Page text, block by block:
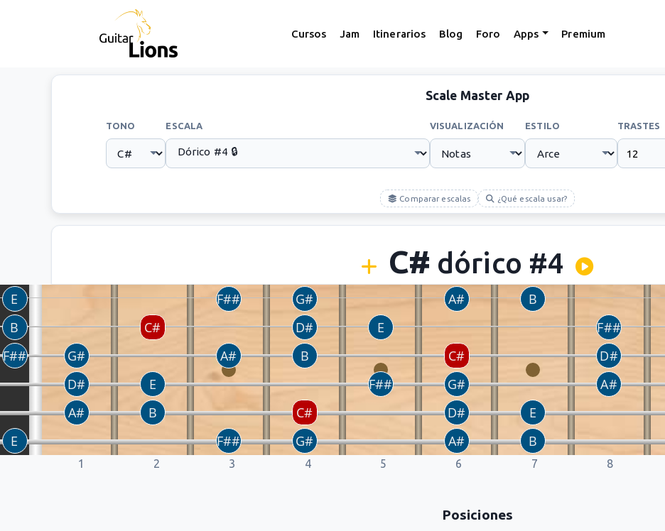
Cursos Jam Itinerarios Blog Foro Apps Premium
Scale Master App
TONO ESCALA VISUALIZACIÓN ESTILO TRASTES
Comparar escalas ¿Qué escala usar?
C# dórico #4
1 2 3 4 5 6 7 8
Posiciones